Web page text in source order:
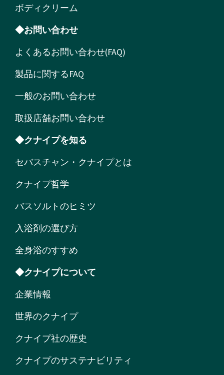
ボディクリーム
◆お問い合わせ
よくあるお問い合わせ(FAQ)
製品に関するFAQ
一般のお問い合わせ
取扱店舗お問い合わせ
◆クナイプを知る
セバスチャン・クナイプとは
クナイプ哲学
バスソルトのヒミツ
入浴剤の選び方
全身浴のすすめ
◆クナイプについて
企業情報
世界のクナイプ
クナイプ社の歴史
クナイプのサステナビリティ